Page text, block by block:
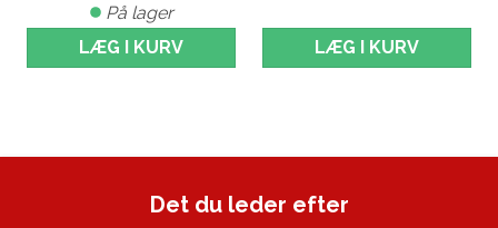
På lager
LÆG I KURV
LÆG I KURV
Det du leder efter